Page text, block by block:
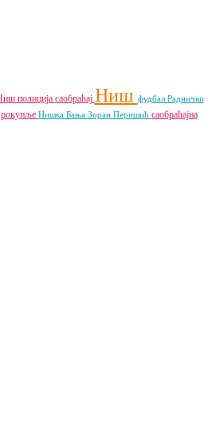
полиција саобраћај Ниш фудбал Раднички
Нишка Бања Зоран Перишић саобраћајна